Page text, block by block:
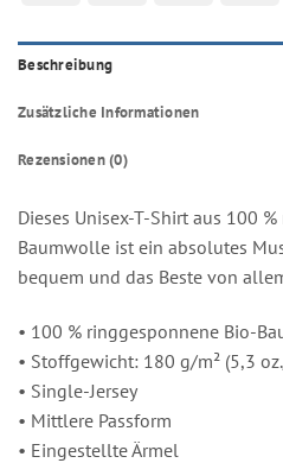
Beschreibung
Zusätzliche Informationen
Rezensionen (0)
Dieses Unisex-T-Shirt aus 100
Baumwolle ist ein absolutes
bequem und das Beste von
• 100 % ringgesponnene Bio-
• Stoffgewicht: 180 g/m² (5,3
• Single-Jersey
• Mittlere Passform
• Eingestellte Ärmel